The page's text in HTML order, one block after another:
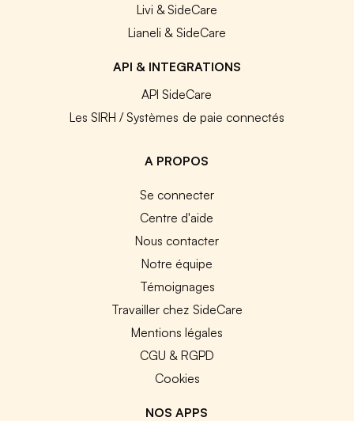
Livi & SideCare
Lianeli & SideCare
API & INTEGRATIONS
API SideCare
Les SIRH / Systèmes de paie connectés
A PROPOS
Se connecter
Centre d'aide
Nous contacter
Notre équipe
Témoignages
Travailler chez SideCare
Mentions légales
CGU & RGPD
Cookies
NOS APPS